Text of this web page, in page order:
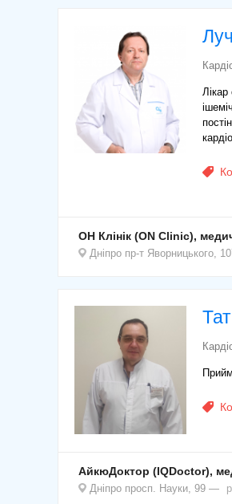
Лікар
ОН Клінік (ON Clinic),
Дніпро пр-т Яворницького,
АйкюДоктор (IQDoctor),
Дніпро просп. Науки, 99